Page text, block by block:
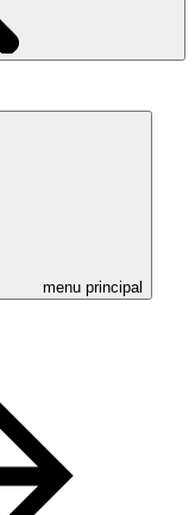
menu principal